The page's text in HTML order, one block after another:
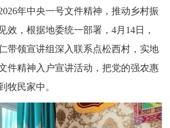
年中央一号文件精神，推动乡村振
效，根据地委统一部署，4月14日，
带领宣讲组深入联系点松西村，实地
件精神入户宣讲活动，把党的强农惠
牧民家中。